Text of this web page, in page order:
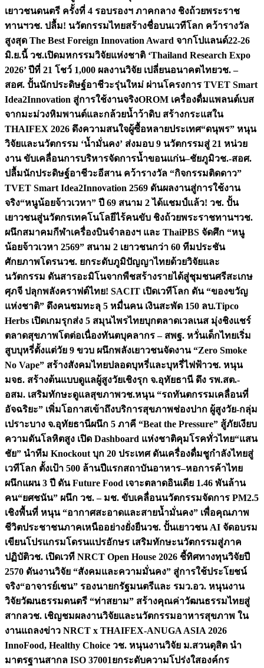
เยาวชนดนตรี ครั้งที่ 4 รอบรองฯ ภาคกลาง ชิงถ้วยพระราช
ทานฯวช. ปลื้ม! นวัตกรรมไทยสร้างชื่อบนเวทีโลก คว้ารางวัล
สูงสุด The Best Foreign Innovation Award จากโปแลนด์22-26
มิ.ย.นี้ วช.เปิดมหกรรมวิจัยแห่งชาติ ‘Thailand Research Expo
2026’ ปีที่ 21 โชว์ 1,000 ผลงานวิจัย เปลี่ยนอนาคตไทยวช. –
สอศ. ปั้นนักประดิษฐ์อาชีวะรุ่นใหม่ ผ่านโครงการ TVET Smart
Idea2Innovation สู่การใช้งานจริงOROM เครื่องดื่มแพลนต์เบส
จากมะม่วงหิมพานต์และกล้วยน้ำว้าดิบ สร้างกระแสใน
THAIFEX 2026 ดึงความสนใจผู้ซื้อหลายประเทศ“ดนุพร” หนุน
วิจัยและนวัตกรรม ‘น้ำมั่นคง’ ส่งมอบ 9 นวัตกรรมสู่ 21 หน่วย
งาน ขับเคลื่อนการบริหารจัดการน้ำขอนแก่น–ชัยภูมิวช.-สอศ.
ปลื้มนักประดิษฐ์อาชีวะอีสาน คว้ารางวัล “กิจกรรมติดดาว”
TVET Smart Idea2Innovation 2569 ดันผลงานสู่การใช้งาน
จริง“หนูน้อยจ้าวเวหา” ปี 69 สนาม 2 ได้แชมป์แล้ว! วช. ปั้น
เยาวชนสู่นวัตกรเทคโนโลยีไร้คนขับ ชิงถ้วยพระราชทานฯวช.
ผนึกสมาคมกีฬาเครื่องบินจำลองฯ และ ThaiPBS จัดศึก “หนู
น้อยจ้าวเวหา 2569” สนาม 2 เยาวชนกว่า 60 ทีมประชัน
ศักยภาพโดรนวช. ยกระดับภูมิปัญญาไทยด้วยวิจัยและ
นวัตกรรม ดันสารอะมิโนจากพืชสร้างรายได้สู่ชุมชนศรีสะเกษ
ศุภจี ปลุกพลังคราฟต์ไทย! SACIT เปิดเวทีโลก ดัน “ของขวัญ
แห่งชาติ” ดึงคนชมทะลุ 5 หมื่นคน เงินสะพัด 150 ลบ.Tipco
Herbs เปิดเกมรุกส่ง 5 สมุนไพรไทยบุกตลาดเวลเนส มุ่งชิงแชร์
ตลาดสุขภาพโตต่อเนื่องทันตบุคลากร – สพฐ. หวั่นเด็กไทยเริ่ม
สูบบุหรี่ตั้งแต่วัย 9 ขวบ ผนึกพลังเยาวชนจัดงาน “Zero Smoke
No Vape” สร้างสังคมไทยปลอดบุหรี่และบุหรี่ไฟฟ้าวช. หนุน
มจธ. สร้างต้นแบบดูแลผู้สูงวัยเชิงรุก จ.อุทัยธานี ดึง รพ.สต.-
อสม. เสริมทักษะดูแลสุขภาพวช.หนุน “รถทันตกรรมเคลื่อนที่
อัจฉริยะ” เพิ่มโอกาสเข้าถึงบริการสุขภาพช่องปาก ผู้สูงวัย-กลุ่ม
เปราะบาง จ.อุทัยธานีผนึก 5 ภาคี “Beat the Pressure” สู้ภัยเงียบ
ความดันโลหิตสูง เปิด Dashboard แห่งชาติคุมโรคทั่วไทย“แสน
ชัย” นำทีม Knockout บุก 20 ประเทศ ดันเครื่องดื่มชูกำลังไทยสู่
เวทีโลก ตั้งเป้า 500 ล้านปีแรกสถาบันอาหาร–หอการค้าไทย
ผนึกแผน 3 ปี ดัน Future Food เจาะตลาดอินเดีย 1.46 พันล้าน
คน“ยศชนัน” ผนึก วช. – มช. ขับเคลื่อนนวัตกรรมจัดการ PM2.5
เชิงพื้นที่ หนุน “อากาศสะอาดและสายน้ำมั่นคง” เพื่อคุณภาพ
ชีวิตประชาชนภาคเหนืออย่างยั่งยืนวช. ปั้นเยาวชน AI จัดอบรม
เขียนโปรแกรมโดรนแปรอักษร เสริมทักษะนวัตกรรมสู่ภาค
ปฏิบัติวช. เปิดเวที NRCT Open House 2026 ชี้ทิศทางทุนวิจัยปี
2570 ดันงานวิจัย “สังคมและความมั่นคง” สู่การใช้ประโยชน์
จริง“อาจารย์เชน” รองนายกรัฐมนตรีและ รมว.อว. หนุนงาน
วิจัยวัฒนธรรมดนตรี “ท่าสยาม” สร้างคุณค่าวัฒนธรรมไทยสู่
สากลวช. เชิญชมผลงานวิจัยและนวัตกรรมอาหารสุขภาพ ใน
งานแถลงข่าว NRCT x THAIFEX-ANUGA ASIA 2026
InnoFood, Healthy Choice วช. หนุนงานวิจัย ม.สวนดุสิต นำ
มาตรฐานสากล ISO 37001ยกระดับความโปร่งใสองค์กร